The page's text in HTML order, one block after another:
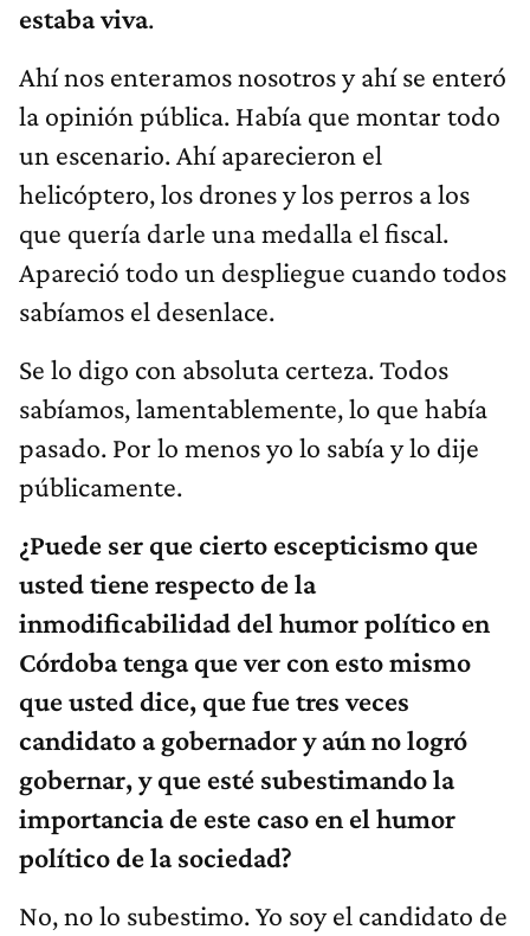
estaba viva.
Ahí nos enteramos nosotros y ahí se enteró
la opinión pública. Había que montar todo
un escenario. Ahí aparecieron el
helicóptero, los drones y los perros a los
que quería darle una medalla el fiscal.
Apareció todo un despliegue cuando todos
sabíamos el desenlace.
Se lo digo con absoluta certeza. Todos
sabíamos, lamentablemente, lo que había
pasado. Por lo menos yo lo sabía y lo dije
públicamente.
¿Puede ser que cierto escepticismo que
usted tiene respecto de la
inmodificabilidad del humor político en
Córdoba tenga que ver con esto mismo
que usted dice, que fue tres veces
candidato a gobernador y aún no logró
gobernar, y que esté subestimando la
importancia de este caso en el humor
político de la sociedad?
No, no lo subestimo. Yo soy el candidato de